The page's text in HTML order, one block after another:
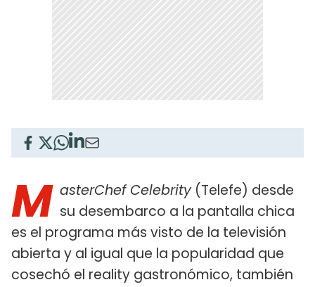
M asterChef Celebrity(Telefe) desde
su desembarco a la pantalla chica
es el programa más visto de la televisión
abierta y al igual que la popularidad que
cosechó el reality gastronómico, también